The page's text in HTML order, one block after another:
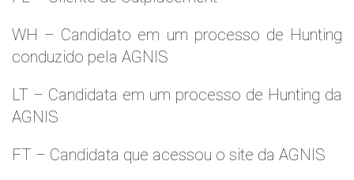
WH – Candidato em um processo de Hunting
conduzido pela AGNIS
LT – Candidata em um processo de Hunting da
AGNIS
FT – Candidata que acessou o site da AGNIS